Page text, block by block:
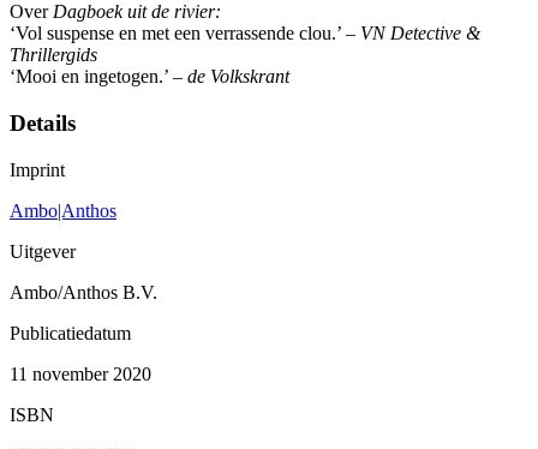
OverDagboek uit de rivier:
‘Vol suspense en met een verrassende clou.’ – VN Detective &
Thrillergids
‘Mooi en ingetogen.’ – de Volkskrant
Details
Imprint
Ambo|Anthos
Uitgever
Ambo/Anthos B.V.
Publicatiedatum
11 november 2020
ISBN